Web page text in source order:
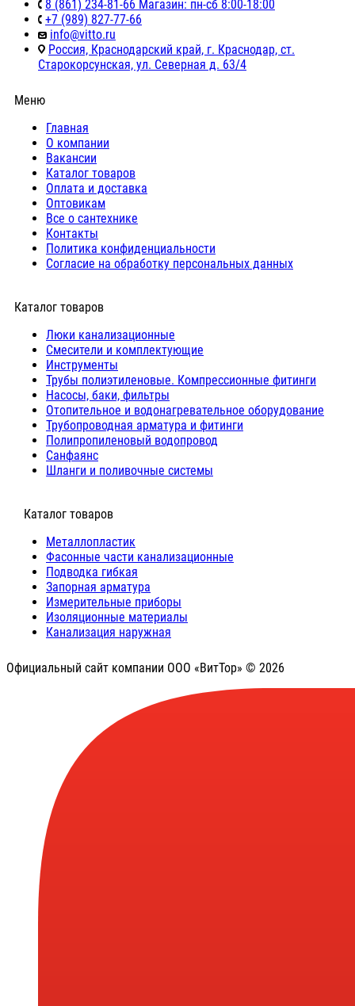
8 (861) 234-81-66 Магазин: пн-сб 8:00-18:00
+7 (989) 827-77-66
info@vitto.ru
Россия, Краснодарский край, г. Краснодар, ст.
Старокорсунская, ул. Северная д. 63/4
Меню
Главная
О компании
Вакансии
Каталог товаров
Оплата и доставка
Оптовикам
Все о сантехнике
Контакты
Политика конфиденциальности
Согласие на обработку персональных данных
Каталог товаров
Люки канализационные
Cмесители и комплектующие
Инструменты
Трубы полиэтиленовые. Компрессионные фитинги
Насосы, баки, фильтры
Отопительное и водонагревательное оборудование
Трубопроводная арматура и фитинги
Полипропиленовый водопровод
Санфаянс
Шланги и поливочные системы
⠀Каталог товаров
Металлопластик
Фасонные части канализационные
Подводка гибкая
Запорная арматура
Измерительные приборы
Изоляционные материалы
Канализация наружная
Официальный сайт компании ООО «ВитТор» © 2026